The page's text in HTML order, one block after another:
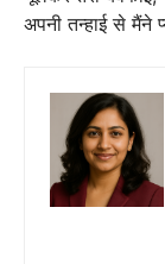
अपनी तन्हाई से मैंने